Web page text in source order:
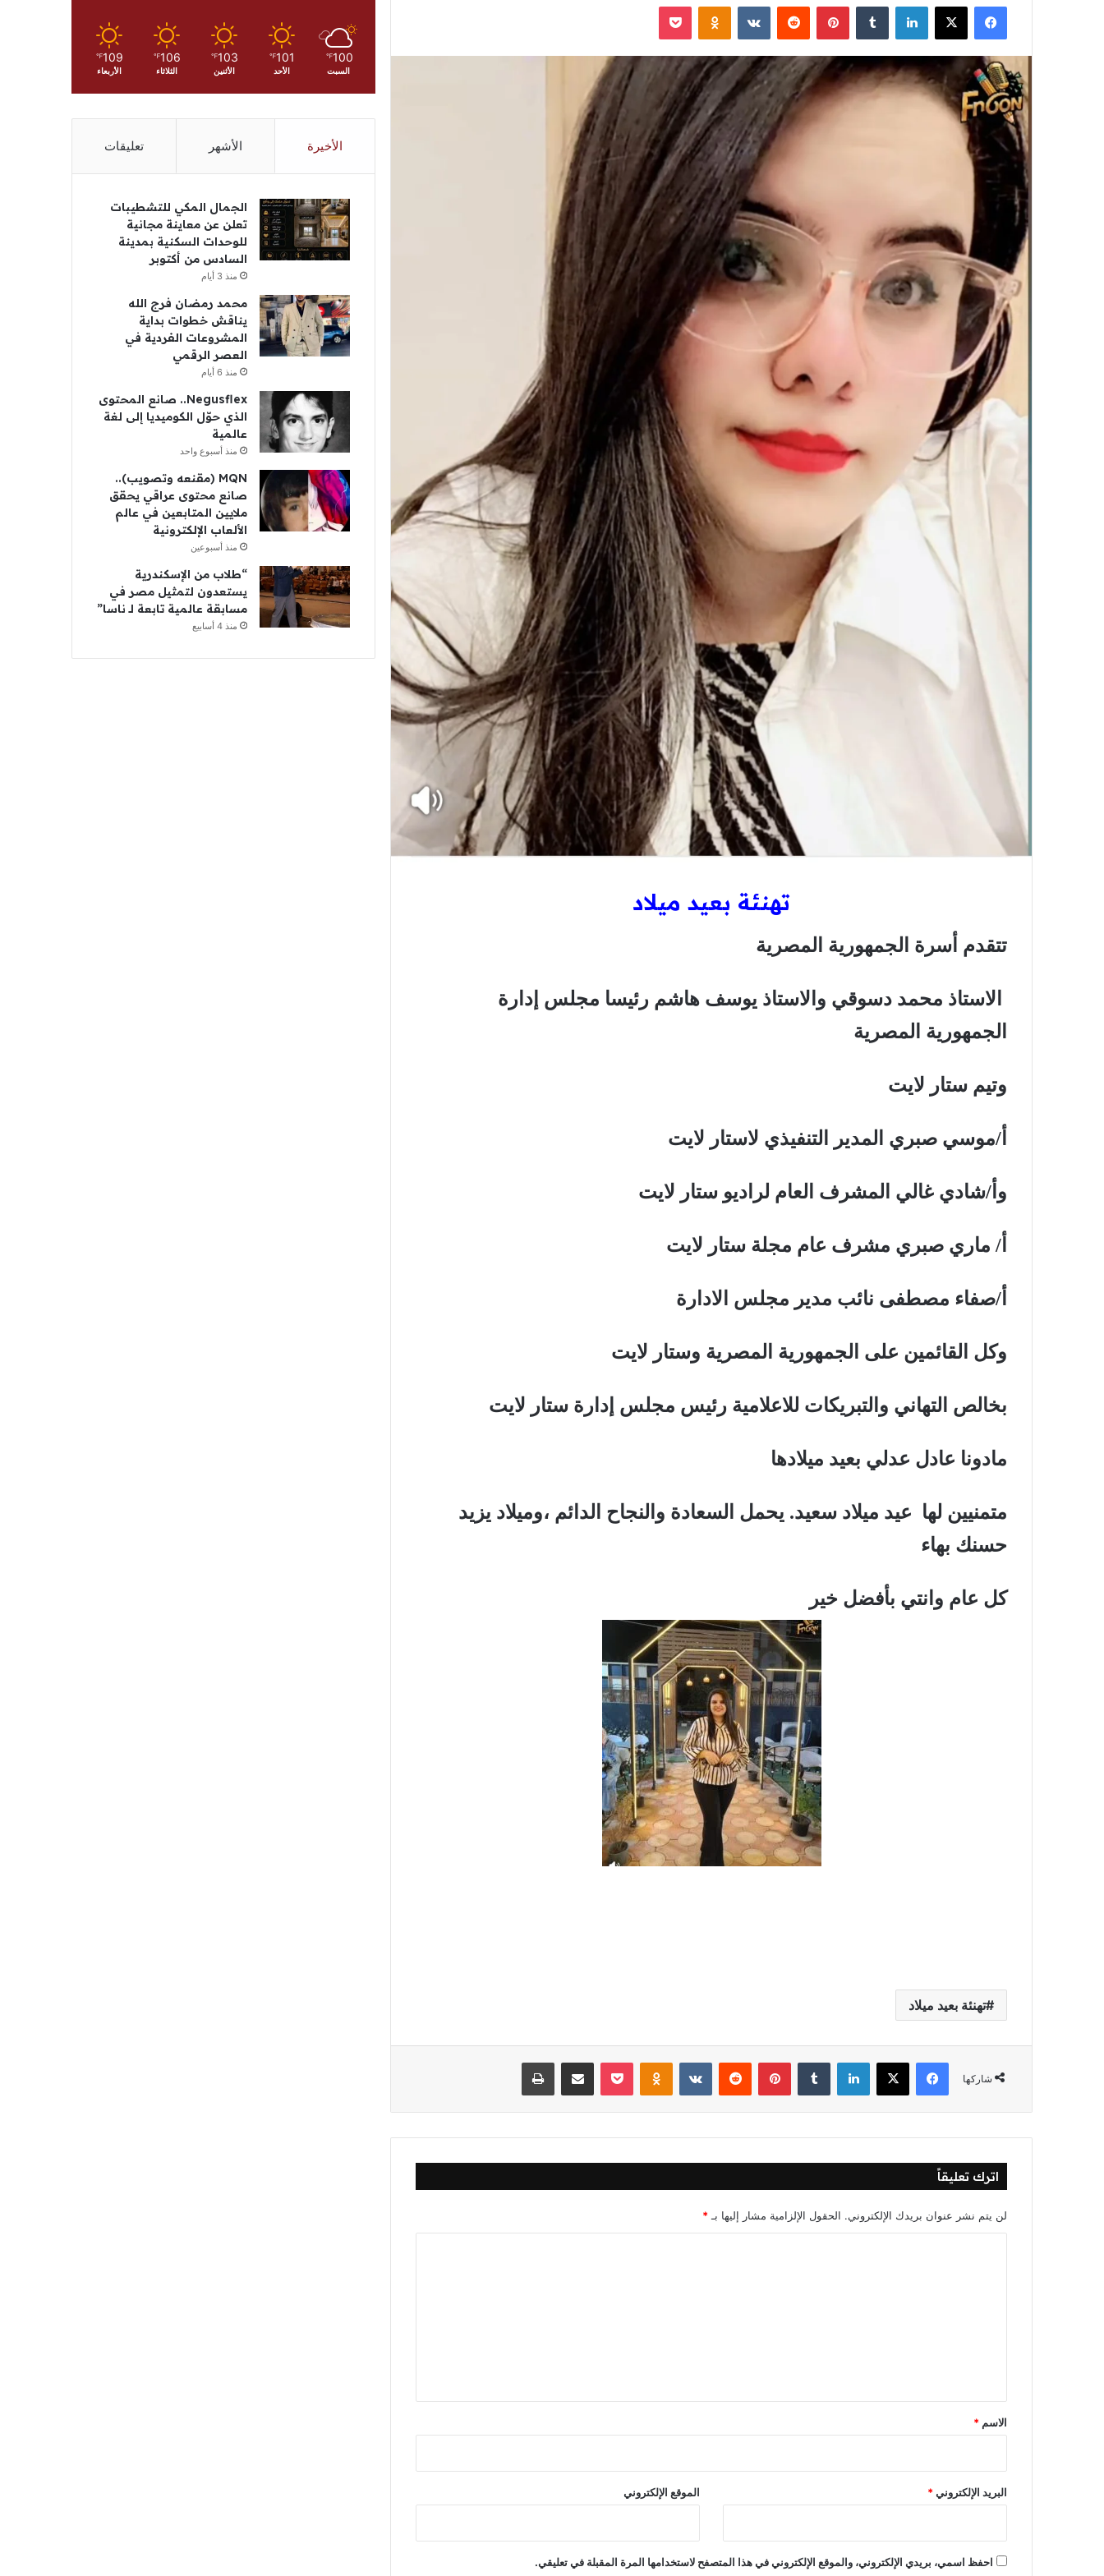
فيسبوك لينكدإن بينتيريست
تهنئة بعيد ميلاد
تتقدم أسرة الجمهورية المصرية
الاستاذ محمد دسوقي والاستاذ يوسف هاشم رئيسا مجلس إدارة
الجمهورية المصرية
وتيم ستار لايت
أ/موسي صبري المدير التنفيذي لاستار لايت
وأ/شادي غالي المشرف العام لراديو ستار لايت
أ/ ماري صبري مشرف عام مجلة ستار لايت
أ/صفاء مصطفى نائب مدير مجلس الادارة
وكل القائمين على الجمهورية المصرية وستار لايت
بخالص التهاني والتبريكات للاعلامية رئيس مجلس إدارة ستار لايت
مادونا عادل عدلي بعيد ميلادها
متمنيين لها عيد ميلاد سعيد. يحمل السعادة والنجاح الدائم ،وميلاد يزيد
حسنك بهاء
كل عام وانتي بأفضل خير
تهنئة بعيد ميلاد
شاركها
فيسبوك لينكدإن بينتيريست
اترك تعليقاً
لن يتم نشر عنوان بريدك الإلكتروني. الحقول الإلزامية مشار إليها بـ *
*
الاسم *
البريد الإلكتروني* الموقع الإلكتروني
احفظ اسمي، بريدي الإلكتروني، والموقع الإلكتروني في هذا المتصفح لاستخدامها المرة المقبلة في تعليقي.
100
℉
السبت
101
℉
الأحد
103
℉
الأثنين
106
℉
الثلاثاء
109
℉
الأربعاء
الأخيرة الأشهر تعليقات
الجمال المكي للتشطيبات
تعلن عن معاينة مجانية
للوحدات السكنية بمدينة
السادس من أكتوبر
منذ 3 أيام
محمد رمضان فرج الله
يناقش خطوات بداية
المشروعات الفردية في
العصر الرقمي
منذ 6 أيام
Negusflex.. صانع المحتوى
الذي حوّل الكوميديا إلى لغة
عالمية
منذ أسبوع واحد
MQN (مقنعه وتصويب)..
صانع محتوى عراقي يحقق
ملايين المتابعين في عالم
الألعاب الإلكترونية
منذ أسبوعين
“طلاب من الإسكندرية
يستعدون لتمثيل مصر في
مسابقة عالمية تابعة لـ ناسا”
منذ 4 أسابيع